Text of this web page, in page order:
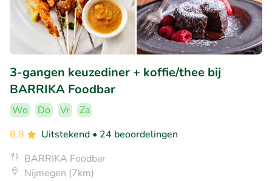
3-gangen keuzediner + koffie/thee bij
BARRIKA Foodbar
Wo Do Vr
Za
8.8
Uitstekend • 24 beoordelingen
BARRIKA Foodbar
Nijmegen (7km)